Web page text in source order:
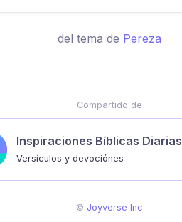
del tema de Pereza
Compartido de
Inspiraciones Bíblicas Diarias
Versículos y devociónes
© Joyverse Inc